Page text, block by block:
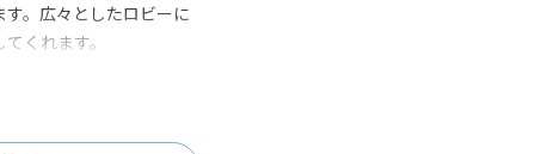
。広々としたロビーに
くれます。